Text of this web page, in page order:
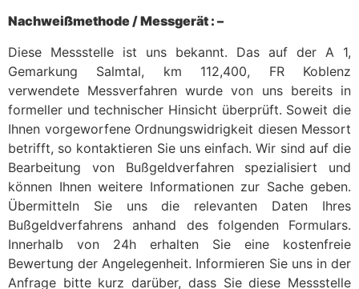
Nachweißmethode / Messgerät : –
Diese Messstelle ist uns bekannt. Das auf der A 1,
Gemarkung Salmtal, km 112,400, FR Koblenz
verwendete Messverfahren wurde von uns bereits in
formeller und technischer Hinsicht überprüft. Soweit die
Ihnen vorgeworfene Ordnungswidrigkeit diesen Messort
betrifft, so kontaktieren Sie uns einfach. Wir sind auf die
Bearbeitung von Bußgeldverfahren spezialisiert und
können Ihnen weitere Informationen zur Sache geben.
Übermitteln Sie uns die relevanten Daten Ihres
Bußgeldverfahrens anhand des folgenden Formulars.
Innerhalb von 24h erhalten Sie eine kostenfreie
Bewertung der Angelegenheit. Informieren Sie uns in der
Anfrage bitte kurz darüber, dass Sie diese Messstelle